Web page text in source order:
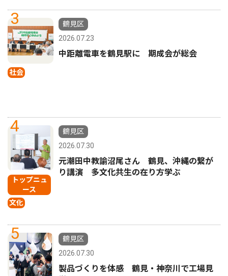
3
社会
鶴見区
2026.07.23
中距離電車を鶴見駅に 期成会が総会
4
トップニュ
ース
文化
鶴見区
2026.07.30
元潮田中教諭沼尾さん 鶴見、沖縄の繋が
り講演 多文化共生の在り方学ぶ
5
鶴見区
2026.07.30
製品づくりを体感 鶴見・神奈川で工場見